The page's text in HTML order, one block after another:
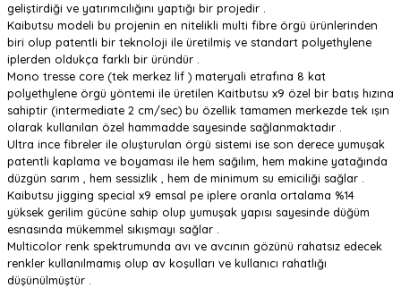
geliştirdiği ve yatırımcılığını yaptığı bir projedir .
Kaibutsu modeli bu projenin en nitelikli multi fibre örgü ürünlerinden
biri olup patentli bir teknoloji ile üretilmiş ve standart polyethylene
iplerden oldukça farklı bir üründür .
Mono tresse core (tek merkez lif ) materyali etrafına 8 kat
polyethylene örgü yöntemi ile üretilen Kaitbutsu x9 özel bir batış hızına
sahiptir (intermediate 2 cm/sec) bu özellik tamamen merkezde tek ışın
olarak kullanılan özel hammadde sayesinde sağlanmaktadır .
Ultra ince fibreler ile oluşturulan örgü sistemi ise son derece yumuşak
patentli kaplama ve boyaması ile hem sağılım, hem makine yatağında
düzgün sarım , hem sessizlik , hem de minimum su emiciliği sağlar .
Kaibutsu jigging special x9 emsal pe iplere oranla ortalama %14
yüksek gerilim gücüne sahip olup yumuşak yapısı sayesinde düğüm
esnasında mükemmel sıkışmayı sağlar .
Multicolor renk spektrumunda avı ve avcının gözünü rahatsız edecek
renkler kullanılmamış olup av koşulları ve kullanıcı rahatlığı
düşünülmüştür .